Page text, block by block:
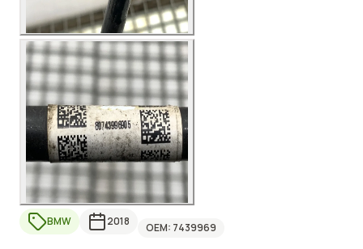
BMW 2018 OEM: 7439969